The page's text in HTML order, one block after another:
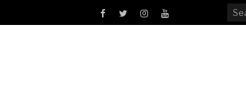
Facebook
TwitterInstagramYouTube